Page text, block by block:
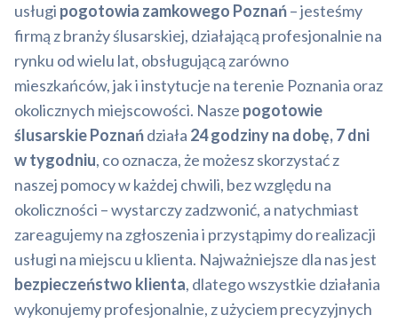
usługi pogotowia zamkowego Poznań– jesteśmy
firmą z branży ślusarskiej, działającą profesjonalnie na
rynku od wielu lat, obsługującą zarówno
mieszkańców, jak i instytucje na terenie Poznania oraz
okolicznych miejscowości. Nasze pogotowie
ślusarskie Poznańdziała 24 godziny na dobę, 7 dni
w tygodniu, co oznacza, że możesz skorzystać z
naszej pomocy w każdej chwili, bez względu na
okoliczności – wystarczy zadzwonić, a natychmiast
zareagujemy na zgłoszenia i przystąpimy do realizacji
usługi na miejscu u klienta. Najważniejsze dla nas jest
bezpieczeństwo klienta, dlatego wszystkie działania
wykonujemy profesjonalnie, z użyciem precyzyjnych